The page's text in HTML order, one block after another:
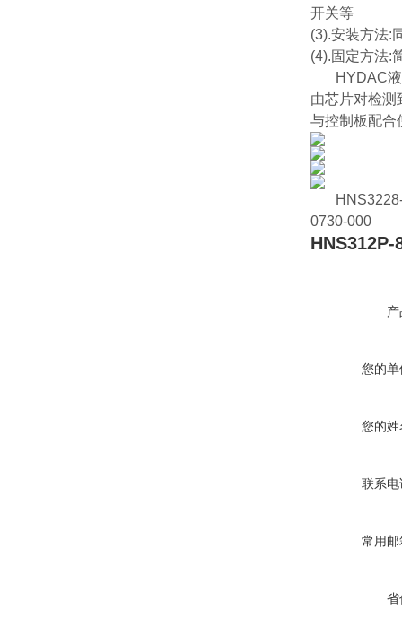
开关等
(3).安装方法:
(4).固定方法:
HYDAC液
由芯片对检测
与控制板配合
0730-000
HNS312P-
您的
您的
联系
常用
省